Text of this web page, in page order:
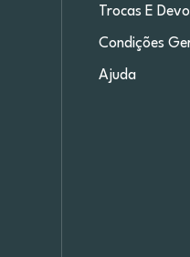
Trocas E
Condições
Ajuda